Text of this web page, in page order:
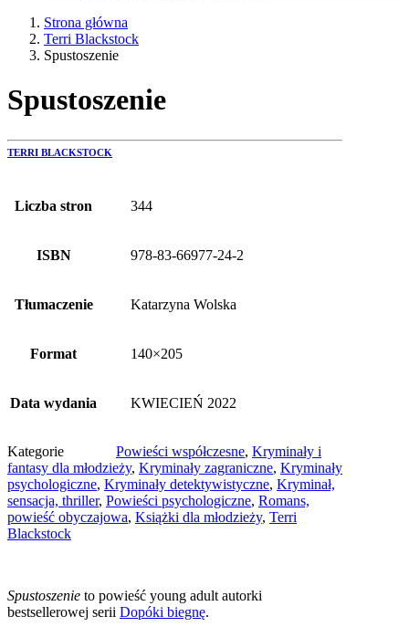
Strona główna
Terri Blackstock
Spustoszenie
Spustoszenie
TERRI BLACKSTOCK
Liczba stron 344
ISBN 978-83-66977-24-2
Tłumaczenie Katarzyna Wolska
Format 140×205
Data wydania KWIECIEŃ 2022
Kategorie Powieści współczesne, Kryminały i
fantasy dla młodzieży, Kryminały zagraniczne, Kryminały
psychologiczne, Kryminały detektywistyczne, Kryminał,
sensacja, thriller, Powieści psychologiczne, Romans,
powieść obyczajowa, Książki dla młodzieży, Terri
Blackstock
Spustoszenie to powieść young adult autorki
bestsellerowej serii Dopóki biegnę.